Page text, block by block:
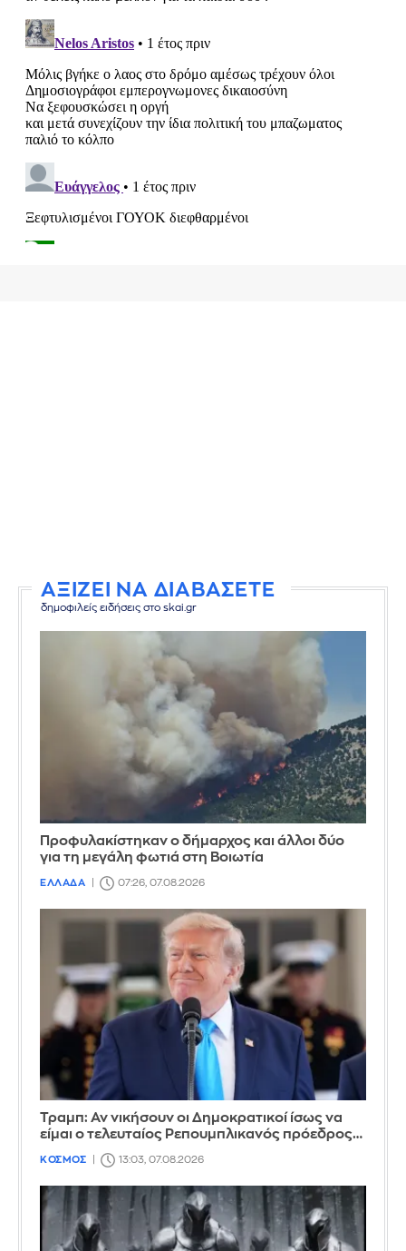
ΑΞΙΖΕΙ ΝΑ ΔΙΑΒΑΣΕΤΕ
δημοφιλείς ειδήσεις στο skai.gr
Προφυλακίστηκαν ο δήμαρχος και άλλοι δύο
για τη μεγάλη φωτιά στη Βοιωτία
ΕΛΛΑΔΑ 07:26, 07.08.2026
Τραμπ: Αν νικήσουν οι Δημοκρατικοί ίσως να
είμαι ο τελευταίος Ρεπουμπλικανός πρόεδρος…
ΚΟΣΜΟΣ 13:03, 07.08.2026